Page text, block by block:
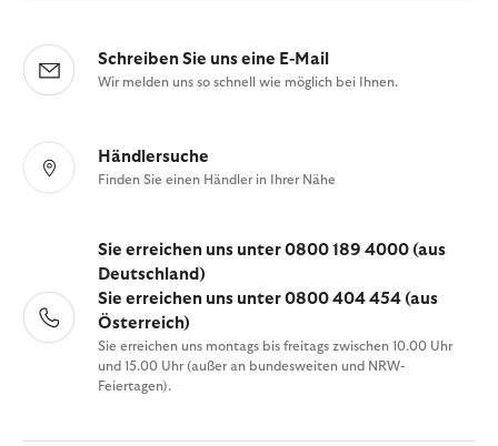
Schreiben Sie uns eine E-Mail
Wir melden uns so schnell wie möglich bei Ihnen.
Händlersuche
Finden Sie einen Händler in Ihrer Nähe
Sie erreichen uns unter 0800 189 4000 (aus
Deutschland)
Sie erreichen uns unter 0800 404 454 (aus
Österreich)
Sie erreichen uns montags bis freitags zwischen 10.00 Uhr
und 15.00 Uhr (außer an bundesweiten und NRW-
Feiertagen).